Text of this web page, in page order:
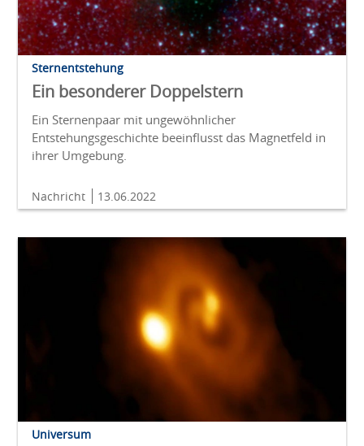
Sternentstehung
Ein besonderer Doppelstern
Ein Sternenpaar mit ungewöhnlicher
Entstehungsgeschichte beeinflusst das Magnetfeld in
ihrer Umgebung.
Nachricht 13.06.2022
Universum